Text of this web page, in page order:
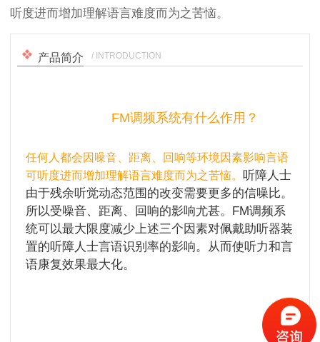
听度进而增加理解语言难度而为之苦恼。
产品简介 / INTRODUCTION
FM调频系统有什么作用？
任何人都会因噪音、距离、回响等环境因素影响言语
可听度进而增加理解语言难度而为之苦恼。 听障人士
由于残余听觉动态范围的改变需要更多的信噪比。
所以受噪音、距离、回响的影响尤甚。FM调频系
统可以最大限度减少上述三个因素对佩戴助听器装
置的听障人士言语识别率的影响。从而使听力和言
语康复效果最大化。